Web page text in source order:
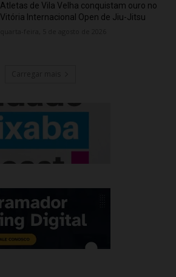
Atletas de Vila Velha conquistam ouro no
Vitória Internacional Open de Jiu-Jitsu